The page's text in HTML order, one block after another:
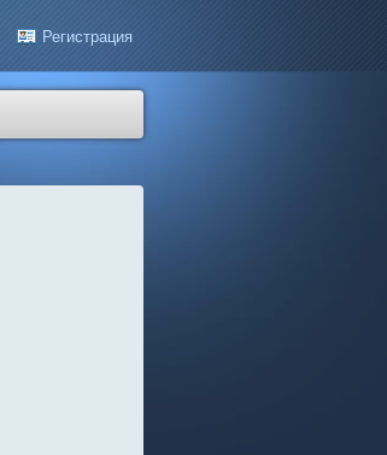
Регистрация